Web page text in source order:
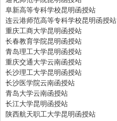
阜新高等专科学校昆明函授站
连云港师范高等专科学校昆明函授站
重庆工商大学昆明函授站
长春教育学院昆明函授站
青岛理工大学昆明函授站
重庆交通大学云南函授站
长沙理工大学昆明函授站
长沙医学院云南函授站
青岛大学云南函授站
长江大学昆明函授站
陕西航天职工大学昆明函授站